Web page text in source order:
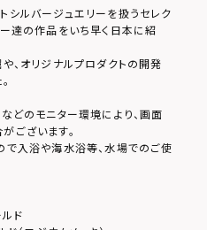
シルバージュエリーを扱うセレク
ー達の作品をいち早く日本に紹
、オリジナルプロダクトの開発
どのモニター環境により、画面
ございます。
で入浴や海水浴等、水場でのご使
ド